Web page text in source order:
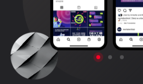
Dynamics 365 Business Central
Kepion
GESTIONE MAGAZZINO E LOGISTICA